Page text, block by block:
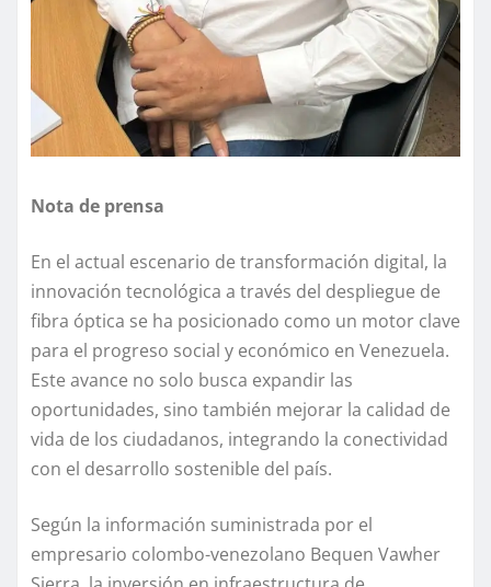
Nota de prensa
En el actual escenario de transformación digital, la
innovación tecnológica a través del despliegue de
fibra óptica se ha posicionado como un motor clave
para el progreso social y económico en Venezuela.
Este avance no solo busca expandir las
oportunidades, sino también mejorar la calidad de
vida de los ciudadanos, integrando la conectividad
con el desarrollo sostenible del país.
Según la información suministrada por el
empresario colombo-venezolano Bequen Vawher